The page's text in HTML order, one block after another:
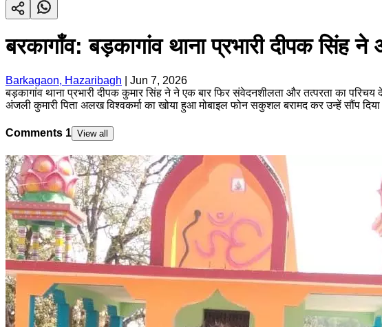
बरकागाँव: बड़कागांव थाना प्रभारी दीपक सिंह
Barkagaon, Hazaribagh
Jun 7, 2026
बड़कागांव थाना प्रभारी दीपक कुमार सिंह ने ने एक बार फिर संवेदनशीलता और तत्परता का
अंजली कुमारी पिता अलख विश्वकर्मा का खोया हुआ मोबाइल फोन सकुशल बरामद कर उन्हें सौंप
Comments 1 View all